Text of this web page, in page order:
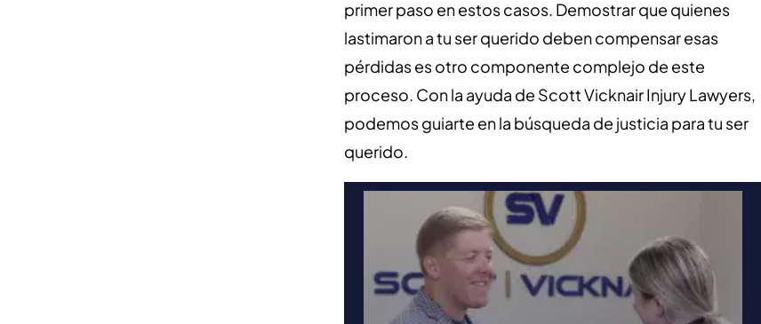
primer paso en estos casos. Demostrar que quienes
lastimaron a tu ser querido deben compensar esas
pérdidas es otro componente complejo de este
proceso. Con la ayuda de Scott Vicknair Injury Lawyers,
podemos guiarte en la búsqueda de justicia para tu ser
querido.